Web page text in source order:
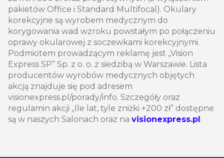
pakietów Office i Standard Multifocal). Okulary
korekcyjne są wyrobem medycznym do
korygowania wad wzroku powstałym po połączeniu
oprawy okularowej z soczewkami korekcyjnymi.
Podmiotem prowadzącym reklamę jest „Vision
Express SP” Sp. z o. o. z siedzibą w Warszawie. Lista
producentów wyrobów medycznych objętych
akcją znajduje się pod adresem
visionexpress.pl/porady/info. Szczegóły oraz
regulamin akcji „Ile lat, tyle zniżki +200 zł” dostępne
są w naszych Salonach oraz na visionexpress.pl .